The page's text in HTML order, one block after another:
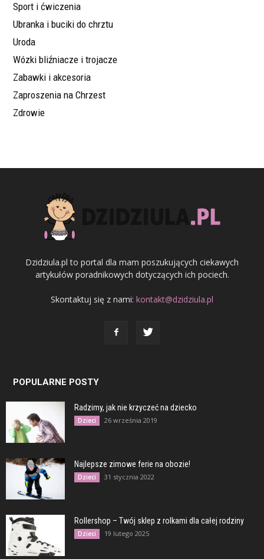
Sport i ćwiczenia
Ubranka i buciki do chrztu
Uroda
Wózki bliźniacze i trojacze
Zabawki i akcesoria
Zaproszenia na Chrzest
Zdrowie
Dzidziula.pl to portal dla mam poszukujących ciekawych
artykułów poradnikowych dotyczących ich pociech.
Skontaktuj się z nami: kontakt@dzidziula.pl
POPULARNE POSTY
Radzimy, jak nie krzyczeć na dziecko
Dzieci 26 września 2019
Najlepsze zimowe ferie na obozie!
Dzieci 31 stycznia 2022
Rollershop – Twój sklep z rolkami dla całej rodziny
Dzieci 19 lutego 2025